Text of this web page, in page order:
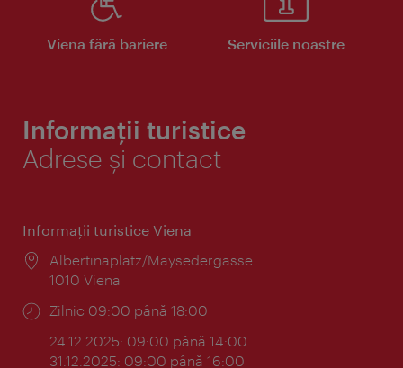
Viena fără bariere Serviciile noastre
Informații turistice
Adrese și contact
Informaţii turistice Viena
Locul:
Albertinaplatz/Maysedergasse
1010 Viena
Program:
Zilnic 09:00 până 18:00
24.12.2025: 09:00 până 14:00
31.12.2025: 09:00 până 16:00